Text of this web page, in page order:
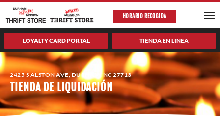
saltar
contenido
HORARIO RECOGIDA
LOYALTY CARD PORTAL TIENDA EN LINEA
2425 S ALSTON AVE, DURHAM, NC 27713
TIENDA DE LIQUIDACIÓN